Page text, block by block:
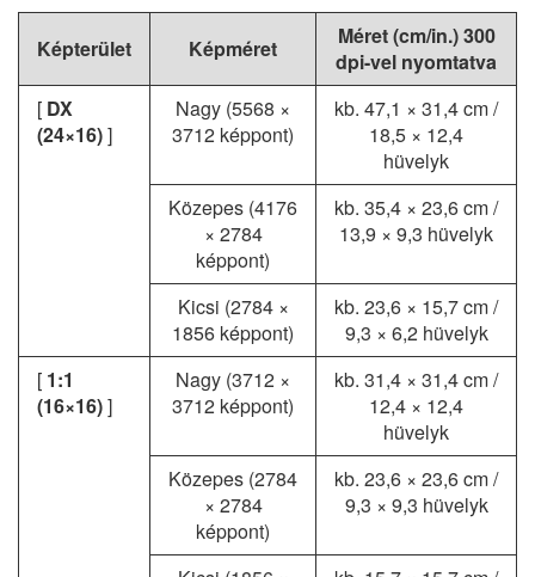
Képterület Képméret
Méret (cm/in.) 300
dpi-vel nyomtatva
[ DX
(24×16)]
Nagy (5568 ×
3712 képpont)
kb. 47,1 × 31,4 cm/
18,5 × 12,4
hüvelyk
Közepes (4176
× 2784
képpont)
kb. 35,4 × 23,6 cm/
13,9 × 9,3 hüvelyk
Kicsi (2784 ×
1856 képpont)
kb. 23,6 × 15,7 cm/
9,3 × 6,2 hüvelyk
[ 1:1
(16×16)]
Nagy (3712 ×
3712 képpont)
kb. 31,4 × 31,4 cm/
12,4 × 12,4
hüvelyk
Közepes (2784
× 2784
képpont)
kb. 23,6 × 23,6 cm/
9,3 × 9,3 hüvelyk